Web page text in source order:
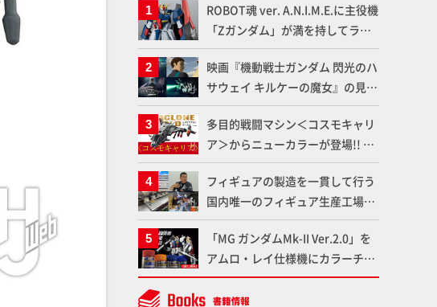
ROBOT魂 ver. A.N.I.M.E.に主役機
「Zガンダム」が満を持してライ
ンナップ！ウェイブライダーへの
変形、劇中どおりのプロポーショ
ンを再現【機動戦士Zガンダム】
映画『機動戦士ガンダム 閃光のハ
サウェイ キルケーの魔女』の見放
題配信が8月31日（月）よりスタ
ート！Prime Videoで国内独占配
信
多目的戦闘マシン＜コスモキャリ
ア＞からニューカラーが登場!! 輸
送と戦闘を兼ね備えた重戦闘機の
気になるギミックや各形態を余す
ところなくご紹介！【ダイアクロ
ンワールド】
フィギュアの製造を一貫して行う
国内唯一のフィギュア生産工場グ
ッドスマイルカンパニーの楽月・
望月工場に突撃！谷本工場長への
インタビューと『PLAMAX AAAヴ
ンダー』の続報も！
「MG ガンダムMk-II Ver.2.0」を
アムロ・レイ仕様機にカラーチェ
ンジ!! ラッカー塗料の定番技法を
押さえるだけでハイクオリティの